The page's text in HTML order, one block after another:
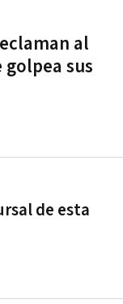
al
sus
de esta